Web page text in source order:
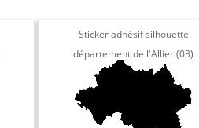
Sticker adhésif silhouette
département de l'Allier (03)